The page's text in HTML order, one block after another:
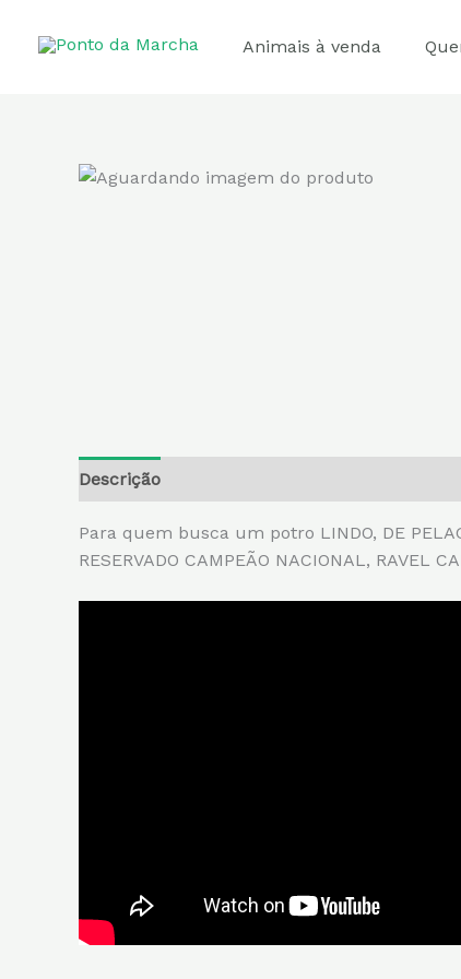
Animais à venda
Descrição
Para quem busca um potro LINDO, DE
RESERVADO CAMPEÃO NACIONAL,